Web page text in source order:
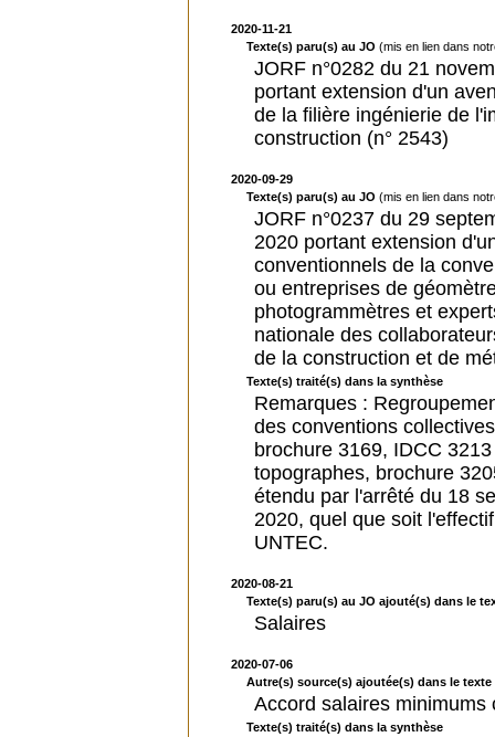
2020-11-21
Texte(s) paru(s) au JO (mis en lien dans
JORF n°0282 du 21
portant extension d'un
de la filière ingénierie de
construction (n° 2543)
2020-09-29
Texte(s) paru(s) au JO (mis en lien dans
JORF n°0237 du 29
2020 portant extension
conventionnels de la
ou entreprises de
photogrammètres et
nationale des
de la construction et de
Texte(s) traité(s) dans la synthèse
Remarques :
des conventions
brochure 3169, IDCC
topographes, brochure
étendu par l'arrêté du 18
2020, quel que soit
UNTEC.
2020-08-21
Texte(s) paru(s) au JO ajouté(s) dans le
Salaires
2020-07-06
Autre(s) source(s) ajoutée(s) dans le
Accord salaires
Texte(s) traité(s) dans la synthèse